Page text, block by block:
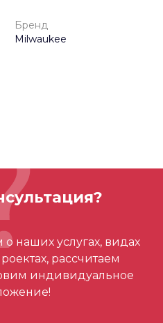
Бренд
Milwaukee
– ваш может стать
наших услугах, видах
рассчитаем
индивидуальное